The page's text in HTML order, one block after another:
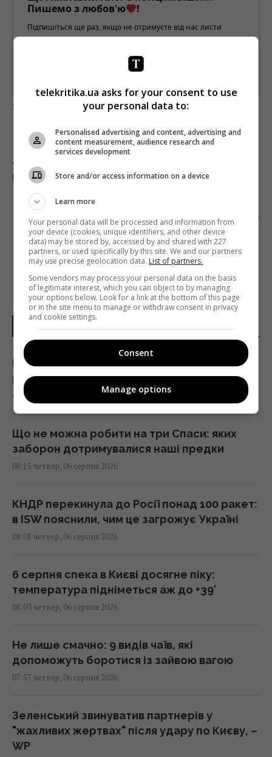
Пишемо з любов'ю
!
Підпишіться ще раз, якщо не отримуєте від нас листи
загрузка...
Попередня стаття
УВЕСЬ СЕЗОН ШОУ «МАСКАРАД»
ПОДИВИЛИСЯ 10,4 МЛН ГЛЯДАЧІВ – «1+1»
Наступна стаття
ЄВГЕН АГАРКОВ СТАВ ВЕДУЧИМ «НОВИН» НА
«UA: ПЕРШОМУ»
Погана новина для України: Росія отримала
ракети КНДР у критичний момент, - TWZ
08:19 четвер, 06 серпня 2026
Що не можна робити на три Спаси: яких
заборон дотримувалися наші предки
08:15 четвер, 06 серпня 2026
КНДР перекинула до Росії понад 100 ракет:
в ISW пояснили, чим це загрожує Україні
08:08 четвер, 06 серпня 2026
6 серпня спека в Києві досягне піку:
температура підніметься аж до +39°
08:03 четвер, 06 серпня 2026
Не лише смачно: 9 видів чаїв, які
допоможуть боротися із зайвою вагою
07:57 четвер, 06 серпня 2026
Зеленський звинуватив партнерів у
"жахливих жертвах" після удару по Києву, –
WP
telekritika.ua asks for your consent to use
your personal data to:
Personalised advertising and content, advertising and
content measurement, audience research and
services development
Store and/or access information on a device
Learn more
Your personal data will be processed and information from
your device (cookies, unique identifiers, and other device
data) may be stored by, accessed by and shared with 227
partners, or used specifically by this site. We and our partners
may use precise geolocation data. List of partners.
Some vendors may process your personal data on the basis
of legitimate interest, which you can object to by managing
your options below. Look for a link at the bottom of this page
or in the site menu to manage or withdraw consent in privacy
and cookie settings.
Consent
Manage options